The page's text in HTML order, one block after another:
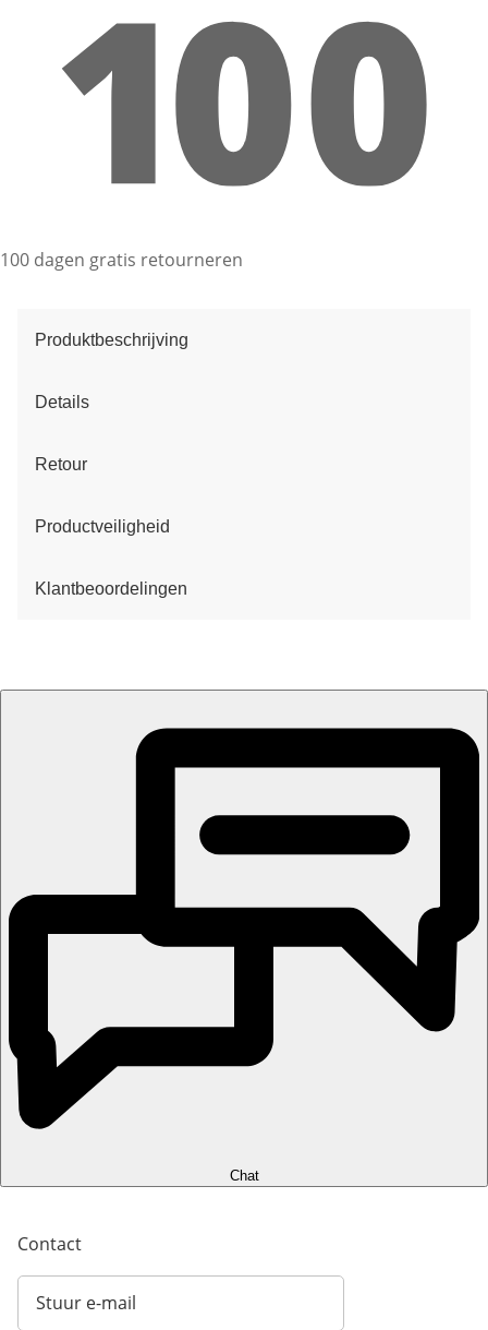
100 dagen gratis retourneren
Produktbeschrijving
Details
Retour
Productveiligheid
Klantbeoordelingen
Chat
Contact
Stuur e-mail
Opent e-mailclient